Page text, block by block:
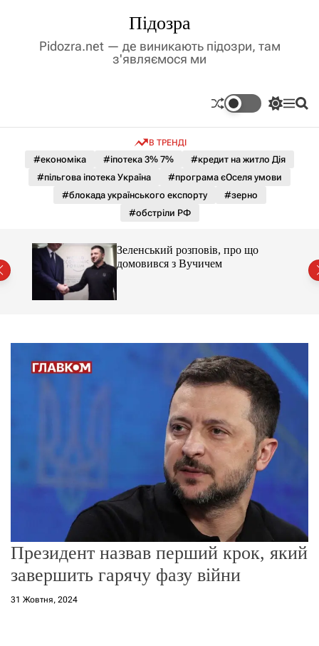
Підозра
Pidozra.net — де виникають підозри, там
з'являємося ми
П
м
к
а
ь
е
ж
и
м
у
М П
В ТРЕНДІ
#економіка #іпотека 3% 7%
#кредит на житло Дія
#пільгова іпотека Україна
#програма єОселя умови
#блокада українського експорту
#зерно
#обстріли РФ
Зеленський розповів, про що
домовився з Вучичем
Президент назвав перший крок, який
завершить гарячу фазу війни
31 Жовтня, 2024